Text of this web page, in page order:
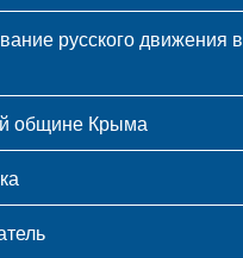
русского движения в
общине Крыма
деятельности